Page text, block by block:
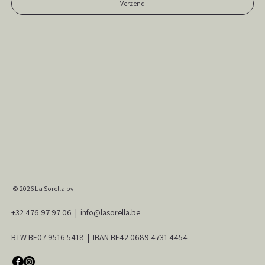
Verzend
© 2026 La Sorella bv
+32 476 97 97 06 | info@lasorella.be
BTW BE07 9516 5418 | IBAN BE42 0689 4731 4454